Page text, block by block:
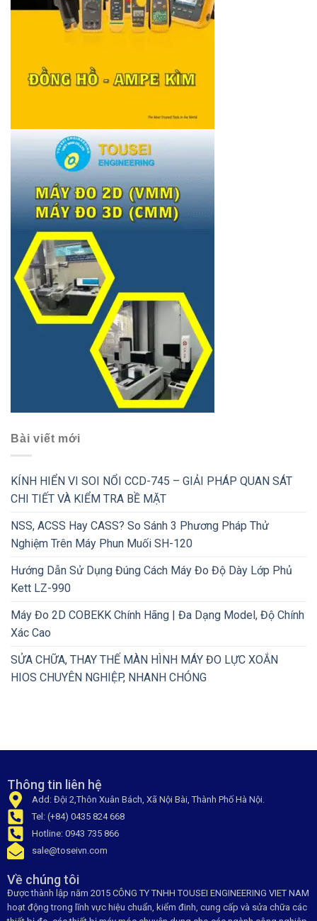
Bài viết mới
KÍNH HIỂN VI SOI NỔI CCD-745 – GIẢI PHÁP QUAN SÁT
CHI TIẾT VÀ KIỂM TRA BỀ MẶT
NSS, ACSS Hay CASS? So Sánh 3 Phương Pháp Thử
Nghiệm Trên Máy Phun Muối SH-120
Hướng Dẫn Sử Dụng Đúng Cách Máy Đo Độ Dày Lớp Phủ
Kett LZ-990
Máy Đo 2D COBEKK Chính Hãng | Đa Dạng Model, Độ Chính
Xác Cao
SỬA CHỮA, THAY THẾ MÀN HÌNH MÁY ĐO LỰC XOẮN
HIOS CHUYÊN NGHIỆP, NHANH CHÓNG
Thông tin liên hệ
Add: Đội 2,Thôn Xuân Bách, Xã Nội Bài, Thành Phố Hà Nội.
Tel: (+84) 0435 824 668
Hotline: 0943 735 866
sale@toseivn.com
Về chúng tôi
Được thành lập năm 2015 CÔNG TY TNHH TOUSEI ENGINEERING VIET NAM
hoạt động trong lĩnh vực hiệu chuẩn, kiểm đinh, cung cấp và sửa chữa các